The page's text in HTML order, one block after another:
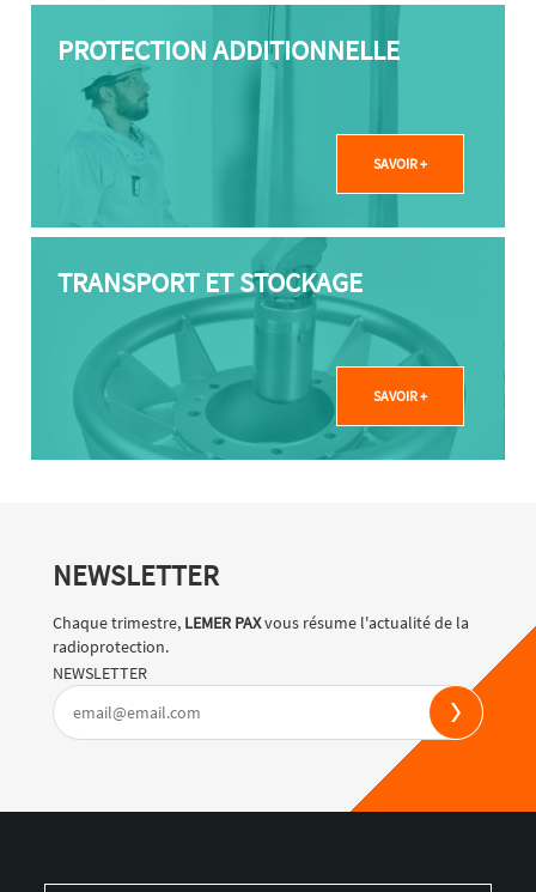
PROTECTION ADDITIONNELLE
SAVOIR +
TRANSPORT ET STOCKAGE
SAVOIR +
NEWSLETTER
Chaque trimestre, LEMER PAXvous résume l'actualité de la
radioprotection.
NEWSLETTER